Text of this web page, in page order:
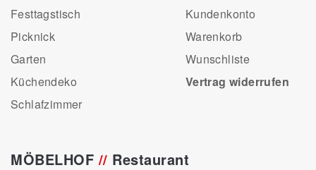
Festtagstisch
Picknick
Garten
Küchendeko
Schlafzimmer
Kundenkonto
Warenkorb
Wunschliste
Vertrag widerrufen
MÖBELHOF// Restaurant